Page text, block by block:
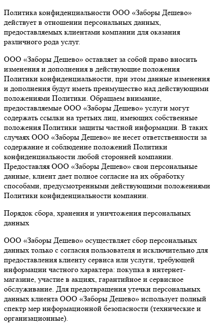
Политика конфиденциальности ООО «Заборы Дешево»
действует в отношении персональных данных,
предоставляемых клиентами компании для оказания
различного рода услуг.
ООО «Заборы Дешево» оставляет за собой право вносить
изменения и дополнения в действующие положения
Политики конфиденциальности, при этом данные изменения
и дополнения будут иметь преимущество над действующими
положениями Политики. Обращаем внимание,
предоставляемые ООО «Заборы Дешево» услуги могут
содержать ссылки на третьих лиц, имеющих собственные
положения Политики защиты частной информации. В таких
случаях ООО «Заборы Дешево» не несет ответственности за
содержание и соблюдение положений Политики
конфиденциальности любой сторонней компании.
Предоставляя ООО «Заборы Дешево» свои персональные
данные, клиент дает полное согласие на их обработку
способами, предусмотренными действующими положениями
Политики конфиденциальности компании.
Порядок сбора, хранения и уничтожения персональных
данных
ООО «Заборы Дешево» осуществляет сбор персональных
данных только с согласия пользователя и исключительно для
предоставления клиенту сервиса или услуги, требующей
информации частного характера: покупка в интернет-
магазине, участие в акциях, гарантийное и сервисное
обслуживание. Для предотвращения утечки персональных
данных клиента ООО «Заборы Дешево» использует полный
спектр мер информационной безопасности (технические и
организационные).